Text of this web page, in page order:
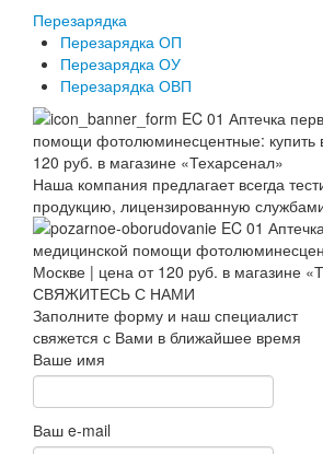
Перезарядка
Перезарядка ОП
Перезарядка ОУ
Перезарядка ОВП
Наша компания предлагает всегда
продукцию, лицензированную
СВЯЖИТЕСЬ С НАМИ
Заполните форму и наш специалист
свяжется с Вами в ближайшее время
Ваше имя
Ваш e-mail